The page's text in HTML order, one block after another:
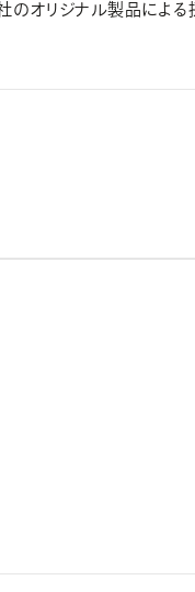
オリジナル製品による